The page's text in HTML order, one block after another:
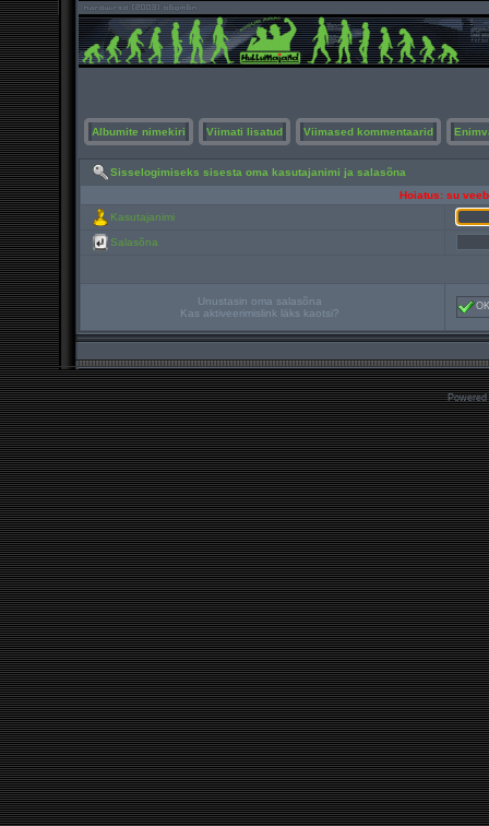
Albumite nimekiri Viimati lisatud Viimased kommentaarid
Sisselogimiseks sisesta oma kasutajanimi ja salasõna
Hoiatus: su
Kasutajanimi
Salasõna
Unustasin oma salasõna
Kas aktiveerimislink läks kaotsi?
OK